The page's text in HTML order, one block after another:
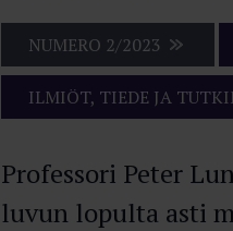
NUMERO 2/2023
ILMIÖT, TIEDE JA
Professori Peter
luvun lopulta asti